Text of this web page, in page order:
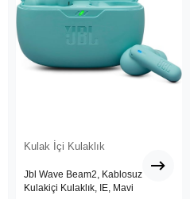
Kulak İçi Kulaklık
Jbl Wave Beam2, Kablosuz
Kulakiçi Kulaklık, IE, Mavi